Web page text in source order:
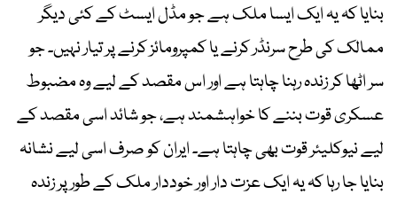
بنایا کہ یہ ایک ایسا ملک ہے جو مڈل ایسٹ کے کئی دیگر
ممالک کی طرح سرنڈر کرنے یا کمپرومائز کرنے پر تیار نہیں۔ جو
سر اٹھا کر زندہ رہنا چاہتا ہے اور اس مقصد کے لیے وہ مضبوط
عسکری قوت بننے کا خواہشمند ہے، جو شائد اسی مقصد کے
لیے نیوکلیئر قوت بھی چاہتا ہے۔ ایران کو صرف اسی لیے نشانہ
بنایا جا رہا کہ یہ ایک عزت دار اور خوددار ملک کے طور پر زندہ